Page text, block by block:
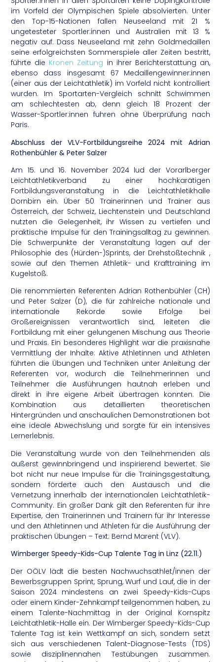
im Vorfeld der Olympischen Spiele absolvierten. Unter
den Top-15-Nationen fallen Neuseeland mit 21 %
ungetesteter Sportler:innen und Australien mit 13 %
negativ auf. Dass Neuseeland mit zehn Goldmedaillen
seine erfolgreichsten Sommerspiele aller Zeiten bestritt,
führte die Kronen Zeitung in ihrer Berichterstattung an,
ebenso dass insgesamt 67 Medaillengewinner:innen
(einer aus der Leichtathletik) im Vorfeld nicht kontrolliert
wurden. Im Sportarten-Vergleich schnitt Schwimmen
am schlechtesten ab, denn gleich 18 Prozent der
Wasser-Sportler:innen fuhren ohne Überprüfung nach
Paris.
Abschluss der VLV-Fortbildungsreihe 2024 mit Adrian
Rothenbühler & Peter Salzer
Am 15. und 16. November 2024 lud der Vorarlberger
Leichtathletikverband zu einer hochkarätigen
Fortbildungsveranstaltung in die Leichtathletikhalle
Dornbirn ein. Über 50 Trainerinnen und Trainer aus
Österreich, der Schweiz, Liechtenstein und Deutschland
nutzten die Gelegenheit, ihr Wissen zu vertiefen und
praktische Impulse für den Trainingsalltag zu gewinnen.
Die Schwerpunkte der Veranstaltung lagen auf der
Philosophie des (Hürden-)Sprints, der Drehstoßtechnik ,
sowie auf den Themen Athletik- und Krafttraining im
Kugelstoß.
Die renommierten Referenten Adrian Rothenbühler (CH)
und Peter Salzer (D), die für zahlreiche nationale und
internationale Rekorde sowie Erfolge bei
Großereignissen verantwortlich sind, leiteten die
Fortbildung mit einer gelungenen Mischung aus Theorie
und Praxis. Ein besonderes Highlight war die praxisnahe
Vermittlung der Inhalte: Aktive Athletinnen und Athleten
führten die Übungen und Techniken unter Anleitung der
Referenten vor, wodurch die Teilnehmerinnen und
Teilnehmer die Ausführungen hautnah erleben und
direkt in ihre eigene Arbeit übertragen konnten. Die
Kombination aus detaillierten theoretischen
Hintergründen und anschaulichen Demonstrationen bot
eine ideale Abwechslung und sorgte für ein intensives
Lernerlebnis.
Die Veranstaltung wurde von den Teilnehmenden als
äußerst gewinnbringend und inspirierend bewertet. Sie
bot nicht nur neue Impulse für die Trainingsgestaltung,
sondern förderte auch den Austausch und die
Vernetzung innerhalb der internationalen Leichtathletik-
Community. Ein großer Dank gilt den Referenten für ihre
Expertise, den Trainerinnen und Trainern für ihr Interesse
und den Athletinnen und Athleten für die Ausführung der
praktischen Übungen – Text: Bernd Marent (VLV).
Wimberger Speedy-Kids-Cup Talente Tag in Linz (22.11.)
Der OÖLV lädt die besten Nachwuchsathlet/innen der
Bewerbsgruppen Sprint, Sprung, Wurf und Lauf, die in der
Saison 2024 mindestens an zwei Speedy-Kids-Cups
oder einem Kinder-Zehnkampf teilgenommen haben, zu
einem Talente-Nachmittag in der Original Kornspitz
Leichtathletik-Halle ein. Der Wimberger Speedy-Kids-Cup
Talente Tag ist kein Wettkampf an sich, sondern setzt
sich aus verschiedenen Talent-Diagnose-Tests (TDS)
sowie disziplinennahen Testübungen zusammen.